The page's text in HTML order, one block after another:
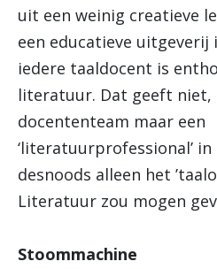
uit een weinig creatieve
een educatieve uitgeverij
iedere taaldocent is
literatuur. Dat geeft niet,
docententeam maar een
‘literatuurprofessional’
desnoods alleen het
Literatuur zou mogen
Stoommachine